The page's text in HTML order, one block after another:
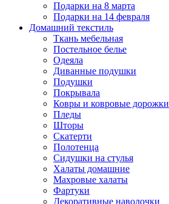
Подарки на 8 марта
Подарки на 14 февраля
Домашний текстиль
Ткань мебельная
Постельное белье
Одеяла
Диванные подушки
Подушки
Покрывала
Ковры и ковровые дорожки
Пледы
Шторы
Скатерти
Полотенца
Сидушки на стулья
Халаты домашние
Махровые халаты
Фартуки
Декоративные наволочки